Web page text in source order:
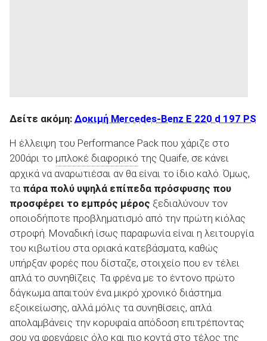
Δείτε ακόμη: Δοκιμή Mercedes-Benz E 220 d 197 PS
Η έλλειψη του Performance Pack που χάριζε στο
200άρι το μπλοκέ διαφορικό της Quaife, σε κάνει
αρχικά να αναρωτιέσαι αν θα είναι το ίδιο καλό. Όμως,
τα πάρα πολύ υψηλά επίπεδα πρόσφυσης που
προσφέρει το εμπρός μέρος ξεδιαλύνουν τον
οποιοδήποτε προβληματισμό από την πρώτη κιόλας
στροφή. Μοναδική ίσως παραφωνία είναι η λειτουργία
του κιβωτίου στα οριακά κατεβάσματα, καθώς
υπήρξαν φορές που δίσταζε, στοιχείο που εν τέλει
απλά το συνηθίζεις. Τα φρένα με το έντονο πρώτο
δάγκωμα απαιτούν ένα μικρό χρονικό διάστημα
εξοικείωσης, αλλά μόλις τα συνηθίσεις, απλά
απολαμβάνεις την κορυφαία απόδοση επιτρέποντας
σου να φρενάρεις όλο και πιο κοντά στο τέλος της